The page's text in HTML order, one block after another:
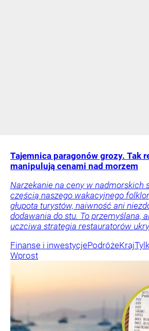
Tajemnica paragonów grozy. Tak
manipulują cenami nad morzem
Narzekanie na ceny w nadmorskich
częścią naszego wakacyjnego
głupota turystów, naiwność ani
dodawania do stu. To przemyślana,
uczciwa strategia restauratorów
Finanse i inwestycjePodróżeKraj
Wprost